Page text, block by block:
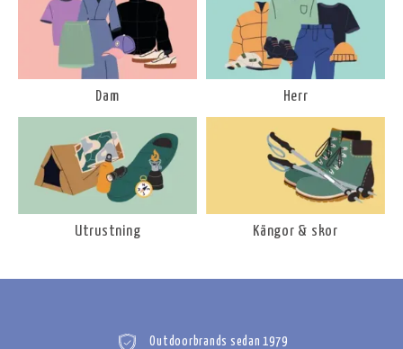
Dam Herr
Utrustning Kängor & skor
Outdoorbrands sedan 1979